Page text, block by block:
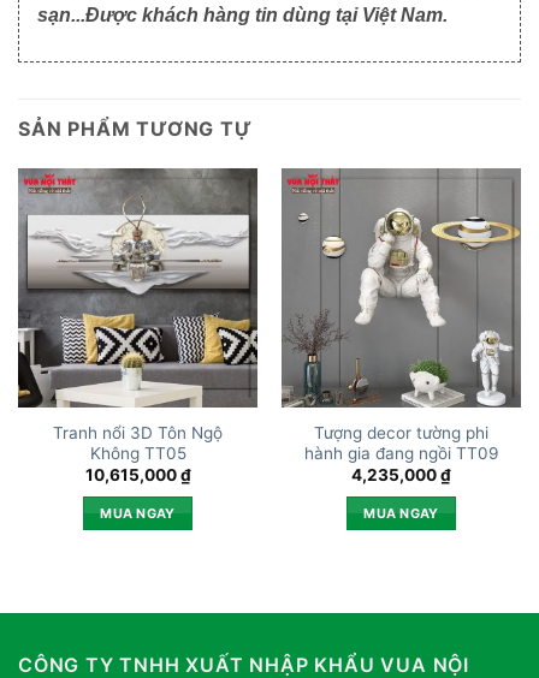
sạn...Được khách hàng tin dùng tại Việt Nam.
SẢN PHẨM TƯƠNG TỰ
Tranh nổi 3D Tôn Ngộ
Không TT05
10,615,000₫
MUA NGAY
Tượng decor tường phi
hành gia đang ngồi TT09
4,235,000₫
MUA NGAY
CÔNG TY TNHH XUẤT NHẬP KHẨU VUA NỘI